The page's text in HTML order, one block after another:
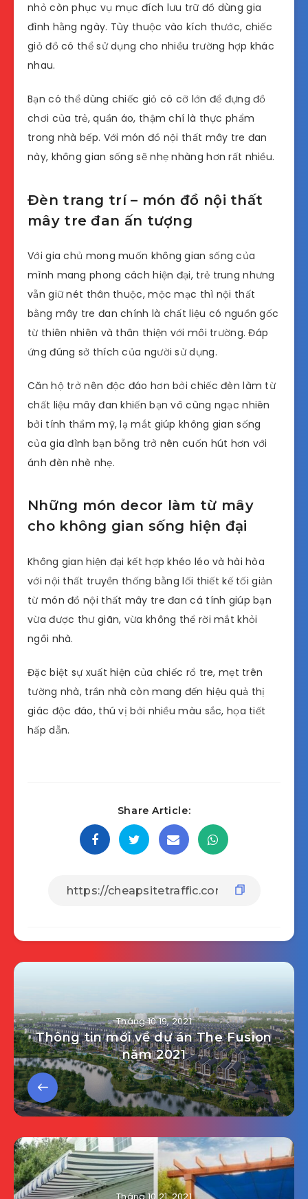
nhỏ còn phục vụ mục đích lưu trữ đồ dùng gia
đình hằng ngày. Tùy thuộc vào kích thước, chiếc
giỏ đồ có thể sử dụng cho nhiều trường hợp khác
nhau.
Bạn có thể dùng chiếc giỏ có cỡ lớn để đựng đồ
chơi của trẻ, quần áo, thậm chí là thực phẩm
trong nhà bếp. Với món đồ nội thất mây tre đan
này, không gian sống sẽ nhẹ nhàng hơn rất nhiều.
Đèn trang trí – món đồ nội thất
mây tre đan ấn tượng
Với gia chủ mong muốn không gian sống của
mình mang phong cách hiện đại, trẻ trung nhưng
vẫn giữ nét thân thuộc, mộc mạc thì nội thất
bằng mây tre đan chính là chất liệu có nguồn gốc
từ thiên nhiên và thân thiện với môi trường. Đáp
ứng đúng sở thích của người sử dụng.
Căn hộ trở nên độc đáo hơn bởi chiếc đèn làm từ
chất liệu mây đan khiến bạn vô cùng ngạc nhiên
bởi tính thẩm mỹ, lạ mắt giúp không gian sống
của gia đình bạn bỗng trở nên cuốn hút hơn với
ánh đèn nhè nhẹ.
Những món decor làm từ mây
cho không gian sống hiện đại
Không gian hiện đại kết hợp khéo léo và hài hòa
với nội thất truyền thống bằng lối thiết kế tối giản
từ món đồ nội thất mây tre đan cá tính giúp bạn
vừa được thư giãn, vừa không thể rời mắt khỏi
ngôi nhà.
Đặc biệt sự xuất hiện của chiếc rổ tre, mẹt trên
tường nhà, trần nhà còn mang đến hiệu quả thị
giác độc đáo, thú vị bởi nhiều màu sắc, họa tiết
hấp dẫn.
Share Article:
Tháng 10 19, 2021
Thông tin mới về dự án The Fusion
năm 2021